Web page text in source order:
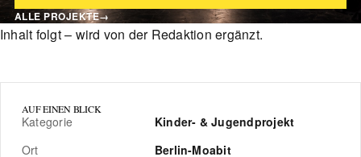
ALLE PROJEKTE→
Inhalt folgt – wird von der Redaktion ergänzt.
AUF EINEN BLICK
Kategorie
Kinder- & Jugendprojekt
Ort
Berlin-Moabit